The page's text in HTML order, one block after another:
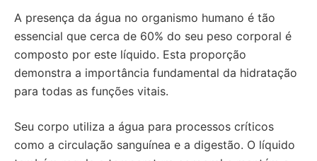
A presença da água no organismo humano é tão
essencial que cerca de 60% do seu peso corporal é
composto por este líquido. Esta proporção
demonstra a importância fundamental da hidratação
para todas as funções vitais.
Seu corpo utiliza a água para processos críticos
como a circulação sanguínea e a digestão. O líquido